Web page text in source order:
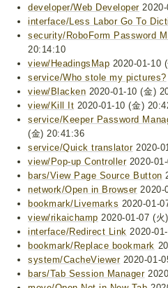
developer/Web Developer2020-
interface/Less Labor Go To
security/RoboForm Password
20:14:10
view/HeadingsMap 2020-01-10
service/Who stole my pictures?
view/Blacken 2020-01-10 (金)
view/Kill It 2020-01-10 (金)
service/Keeper Password
(金) 20:41:36
service/Quick translator2020-
view/Pop-up Controller2020-
bars/View Page Source Button
network/Open in Browser2020-
bookmark/Livemarks 2020-01-
view/rikaichamp 2020-01-07 (
interface/Redirect Link 2020-
bookmark/Replace bookmark
system/CacheViewer2020-01-
bars/Tab Session Manager